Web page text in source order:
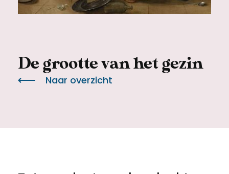
Voorwaarden
De grootte van het gezin
Naar overzicht